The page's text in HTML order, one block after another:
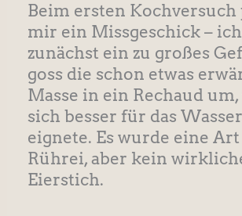
Beim ersten Kochversuch
mir ein Missgeschick –
zunächst ein zu großes
goss die schon etwas
Masse in ein Rechaud
sich besser für das
eignete. Es wurde eine
Rührei, aber kein
Eierstich.